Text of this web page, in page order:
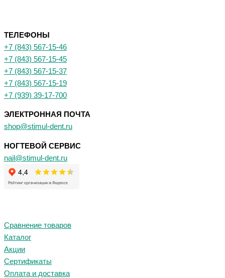
ТЕЛЕФОНЫ
+7 (843) 567-15-46
+7 (843) 567-15-45
+7 (843) 567-15-37
+7 (843) 567-15-19
+7 (939) 39-17-700
ЭЛЕКТРОННАЯ ПОЧТА
shop@stimul-dent.ru
НОГТЕВОЙ СЕРВИС
nail@stimul-dent.ru
Сравнение товаров
Каталог
Акции
Сертификаты
Оплата и доставка